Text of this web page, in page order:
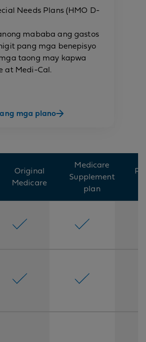
Needs Plans (HMO D-
mababa ang gastos
pang mga benepisyo
taong may kapwa
at Medi-Cal.
mga plano
Original
Medicare
Medicare
Supplement
plan